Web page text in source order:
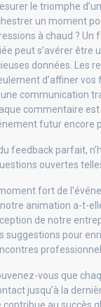
le triomphe
un moment
à chaud ? Un
peut s’avérer être
données. Les
d’affiner
communication
commentaire
futur encore
feedback parfait,
ouvertes
fort de
animation a-t-
de notre
suggestions pour
vous que
jusqu’à la